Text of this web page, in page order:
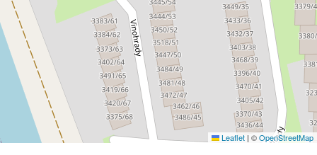
Leaflet | ©OpenStreetMap